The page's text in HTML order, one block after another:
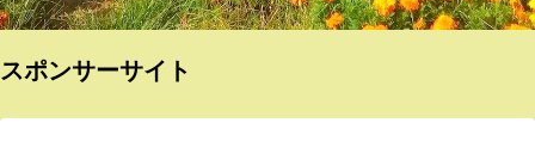
スポンサーサイト